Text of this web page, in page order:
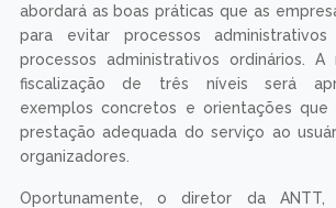
abordará as boas práticas que as
para evitar processos
processos administrativos ordinários.
fiscalização de três níveis será
exemplos concretos e orientações que
prestação adequada do serviço ao
organizadores.
Oportunamente, o diretor da ANTT,